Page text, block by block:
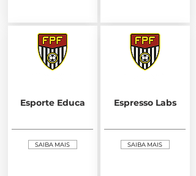
Esporte Educa
SAIBA MAIS
Espresso Labs
SAIBA MAIS